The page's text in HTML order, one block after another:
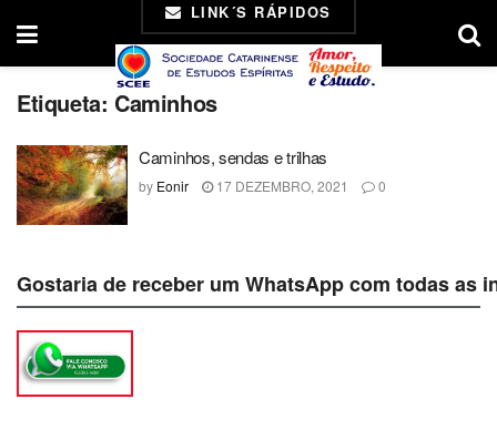
LINK´S RÁPIDOS
Etiqueta: Caminhos
Caminhos, sendas e trilhas
by Eonir 17 DEZEMBRO, 2021 0
Gostaria de receber um WhatsApp com todas